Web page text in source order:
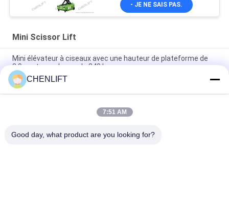
- JE NE SAIS PAS.
Mini Scissor Lift
Mini élévateur à ciseaux avec une hauteur de plateforme de
3,9 m et une charge de 240 kg
MX300S 3m 240kg Charge Mini modèle ascenseur à ciseaux
autopropulsé avec roue de tour hydraulique
MK390 3,9m 240kg Capacité de charge Plateforme de travail à
CHENLIFT
7:51 AM
Good day, what product are you looking for?